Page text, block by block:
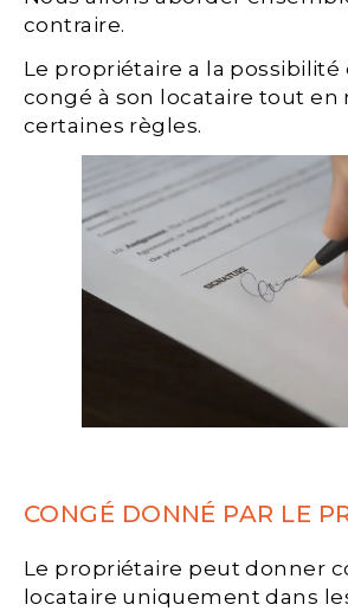
contraire.
Le propriétaire a la
congé à son locataire tout en
certaines règles.
CONGÉ DONNÉ PAR LE
Le propriétaire peut donner
locataire uniquement dans